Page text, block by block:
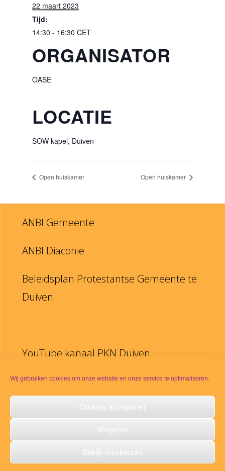
Wij gebruiken cookies om onze website en onze service te optimaliseren.
Cookies accepteren
Weigeren
Bekijk voorkeuren
22 maart 2023
Tijd:
14:30 - 16:30 CET
ORGANISATOR
OASE
LOCATIE
SOW kapel, Duiven
Open huiskamer Open huiskamer
ANBI Gemeente
ANBI Diaconie
Beleidsplan Protestantse Gemeente te
Duiven
YouTube kanaal PKN Duiven
Disclaimer
Meldpunt seksueel misbruik